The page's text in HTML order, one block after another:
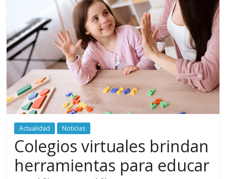
digital
del
Politécnico
Grancolombiano
Actualidad Noticias
Colegios virtuales brindan
herramientas para educar